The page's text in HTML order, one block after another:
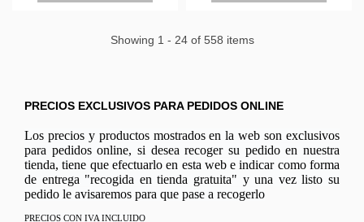
Showing 1 - 24 of 558 items
PRECIOS EXCLUSIVOS PARA PEDIDOS ONLINE
Los precios y productos mostrados en la web son exclusivos
para pedidos online, si desea recoger su pedido en nuestra
tienda, tiene que efectuarlo en esta web e indicar como forma
de entrega "recogida en tienda gratuita" y una vez listo su
pedido le avisaremos para que pase a recogerlo
PRECIOS CON IVA INCLUIDO